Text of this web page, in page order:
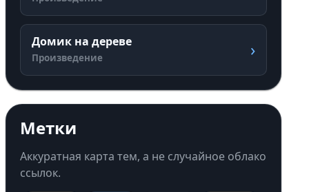
Домик на дереве
Произведение ›
Метки
Аккуратная карта тем, а не случайное облако
ссылок.